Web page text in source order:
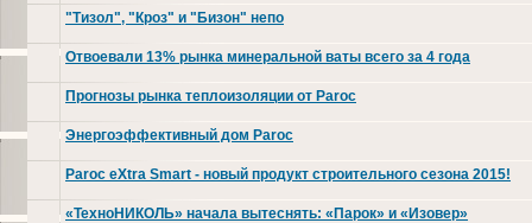
"Тизол", "Кроз" и "Бизон" непо
Отвоевали 13% рынка минеральной ваты всего за 4 года
Прогнозы рынка теплоизоляции от Paroc
Энергоэффективный дом Paroc
Paroc eXtra Smart - новый продукт строительного сезона 2015!
«ТехноНИКОЛЬ» начала вытеснять: «Парок» и «Изовер»